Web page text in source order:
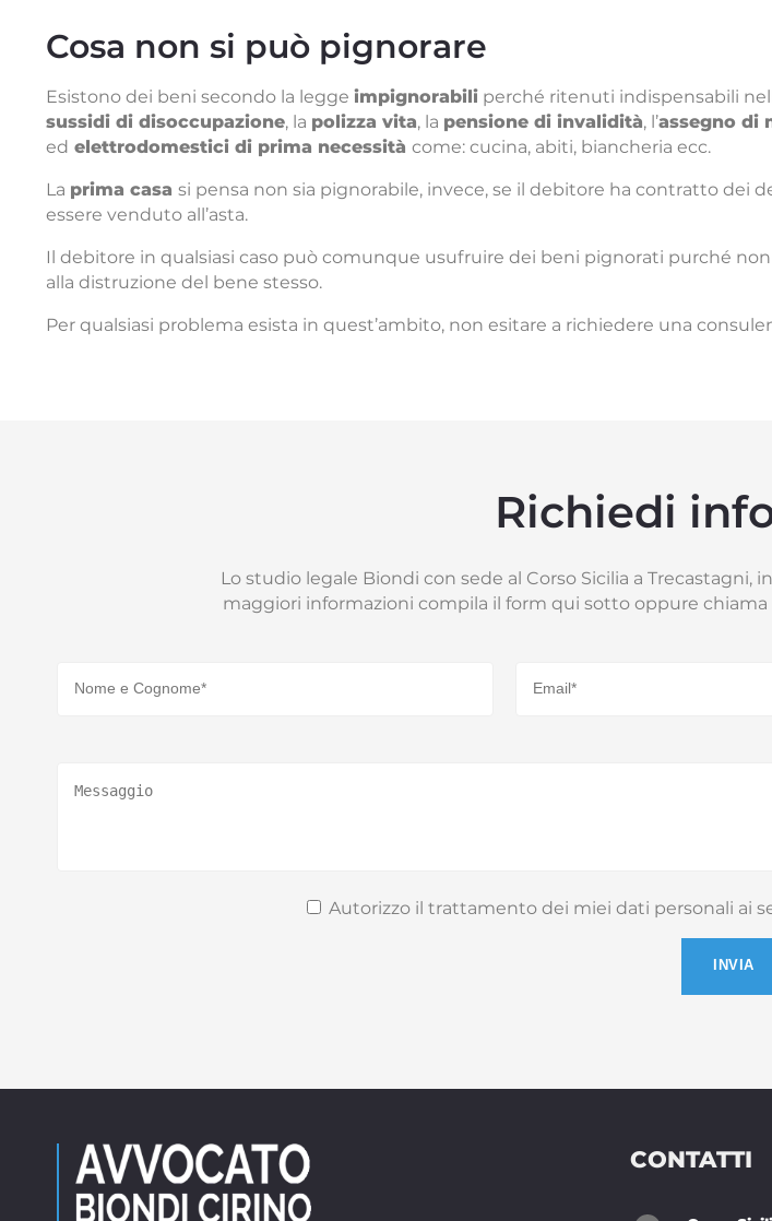
Cosa non si può pignorare
Esistono dei beni secondo la legge impignorabili perché ritenuti indispensabili
sussidi di disoccupazione, la polizza vita, la pensione di invalidità, l’assegno di
ed elettrodomestici di prima necessità come: cucina, abiti, biancheria ecc.
La prima casa si pensa non sia pignorabile, invece, se il debitore ha contratto dei
essere venduto all’asta.
Il debitore in qualsiasi caso può comunque usufruire dei beni pignorati purché
alla distruzione del bene stesso.
Per qualsiasi problema esista in quest’ambito, non esitare a richiedere una
Richiedi
Lo studio legale Biondi con sede al Corso Sicilia a Trecastagni,
maggiori informazioni compila il form qui sotto oppure
Autorizzo il trattamento dei miei dati personali ai
CONTATTI